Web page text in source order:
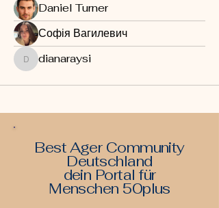
Daniel Turner
Софія Вагилевич
dianaraysi
dianaraysi
Best Ager Community
Deutschland
dein Portal für
Menschen 50plus